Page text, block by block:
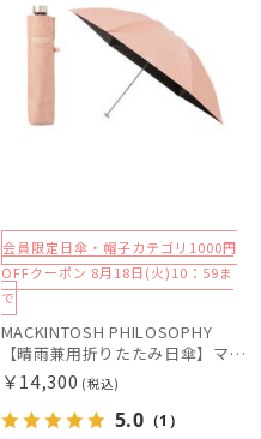
会員限定日傘・帽子カテゴリ1000円
OFFクーポン 8月18日(火)10：59ま
で
MACKINTOSH PHILOSOPHY
【晴雨兼用折りたたみ日傘】マッキントッシュ フィロソフィー (MACKINTOSH PHILOSOPHY)シャンブレーワンポイントロゴ
￥14,300 (税込)
5.0 （1）